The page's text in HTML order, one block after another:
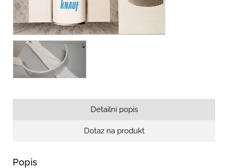
Detailní popis
Dotaz na produkt
Popis